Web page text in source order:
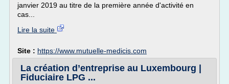
janvier 2019 au titre de la première année d'activité en
cas...
Lire la suite
Site : https://www.mutuelle-medicis.com
La création d’entreprise au Luxembourg |
Fiduciaire LPG ...